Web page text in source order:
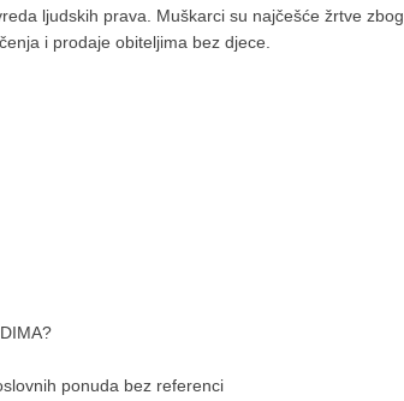
ljudskih prava. Muškarci su najčešće žrtve
i prodaje obiteljima bez djece.
ponuda bez referenci